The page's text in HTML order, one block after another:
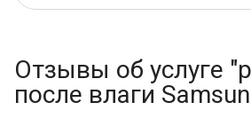
Отзывы об услуге
после влаги